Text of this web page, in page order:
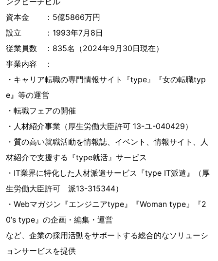
資本金 ：5億5866万円
設立 ：1993年7月8日
従業員数 ：835名（2024年9月30日現在）
事業内容 ：
・キャリア転職の専門情報サイト『type』『女の転職typ
e』等の運営
・転職フェアの開催
・人材紹介事業（厚生労働大臣許可 13-ユ-040429）
・質の高い就職活動を情報誌、イベント、情報サイト、人
材紹介で支援する『type就活』サービス
・IT業界に特化した人材派遣サービス『type IT派遣』（厚
生労働大臣許可 派13-315344）
・Webマガジン『エンジニアtype』『Woman type』『2
0’s type』の企画・編集・運営
など、企業の採用活動をサポートする総合的なソリューシ
ョンサービスを提供